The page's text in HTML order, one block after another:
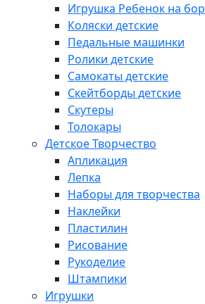
Игрушка Ребенок на
Коляски детские
Педальные машинки
Ролики детские
Самокаты детские
Скейтборды детские
Скутеры
Толокары
Детское Творчество
Апликация
Лепка
Наборы для творчества
Наклейки
Пластилин
Рисование
Рукоделие
Штампики
Игрушки